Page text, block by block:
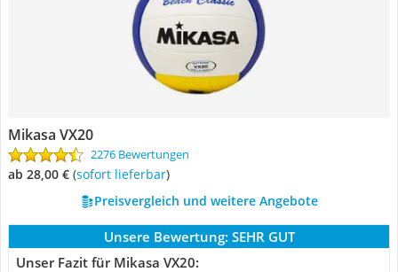
Mikasa VX20
2276 Bewertungen
ab 28,00 € ( Sofort lieferbar)
Preisvergleich und weitere Angebote
Unsere Bewertung: SEHR GUT
Unser Fazit für Mikasa VX20: